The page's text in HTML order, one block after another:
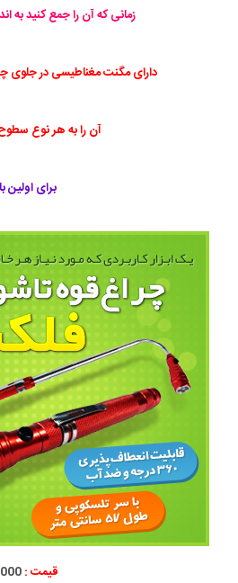
زمانی که آن را جمع کنید به
دارای مگنت مغناطیسی در جلوی
آن را به هر نوع
برای اولین
قیمت :49000